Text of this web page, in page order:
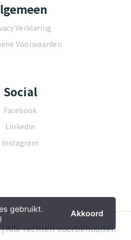
gebruikt.
Akkoord
Verklaring
Voorwaarden
Social
Facebook
LinkedIn
Instagram
Alle rechten voorbehouden